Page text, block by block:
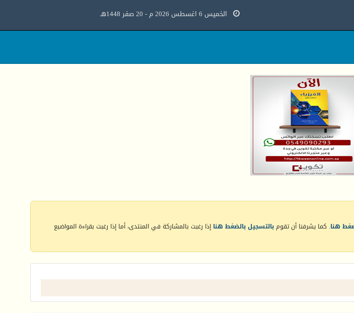
الخميس 6 اغسطس 2026 م - 20 صفر 1448هـ
هنا. كما يشرفنا أن تقومبالتسجيل بالضغط هنا إذا رغبت بالمشاركة في المنتدى، أما إذا رغبت بقراءة المواضيع